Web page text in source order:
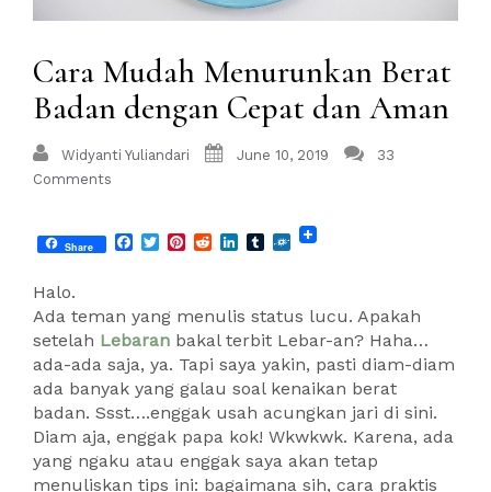
Cara Mudah Menurunkan Berat
Badan dengan Cepat dan Aman
Widyanti Yuliandari June 10, 2019
33
Comments
Share Facebook
TwitterPinterest
RedditLinkedIn
Tumblr
Folkd
Halo.
Ada teman yang menulis status lucu. Apakah
setelah Lebaran bakal terbit Lebar-an? Haha…
ada-ada saja, ya. Tapi saya yakin, pasti diam-diam
ada banyak yang galau soal kenaikan berat
badan. Ssst….enggak usah acungkan jari di sini.
Diam aja, enggak papa kok! Wkwkwk. Karena, ada
yang ngaku atau enggak saya akan tetap
menuliskan tips ini: bagaimana sih, cara praktis